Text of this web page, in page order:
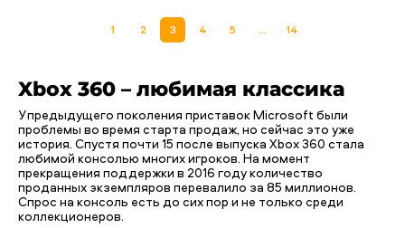
1 2 3 4 5 ... 14
Xbox 360 – любимая классика
У предыдущего поколения приставок Microsoft были
проблемы во время старта продаж, но сейчас это уже
история. Спустя почти 15 после выпуска Xbox 360 стала
любимой консолью многих игроков. На момент
прекращения поддержки в 2016 году количество
проданных экземпляров перевалило за 85 миллионов.
Спрос на консоль есть до сих пор и не только среди
коллекционеров.